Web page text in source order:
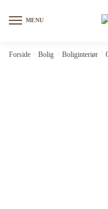
MENU
Forside Bolig Boliginteriør